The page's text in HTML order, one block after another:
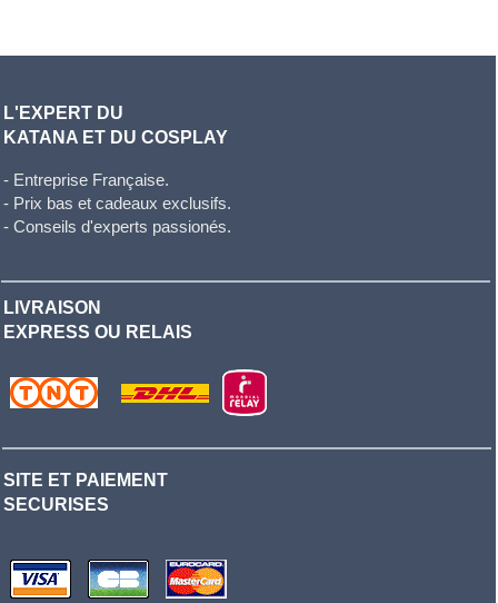
L'EXPERT DU
KATANA ET DU COSPLAY
- Entreprise Française.
- Prix bas et cadeaux exclusifs.
- Conseils d'experts passionés.
LIVRAISON
EXPRESS OU RELAIS
SITE ET PAIEMENT
SECURISES